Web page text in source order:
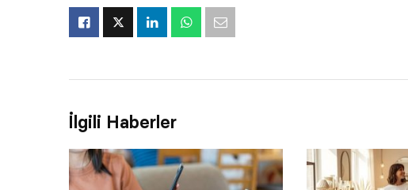
İlgili Haberler